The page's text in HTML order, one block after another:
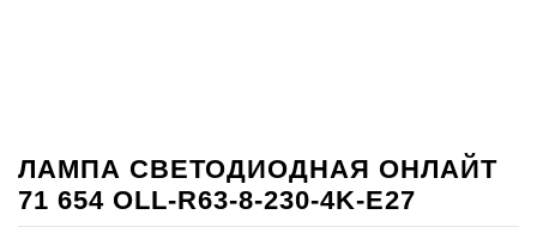
ЛАМПА СВЕТОДИОДНАЯ ОНЛАЙТ
71 654 OLL-R63-8-230-4K-E27